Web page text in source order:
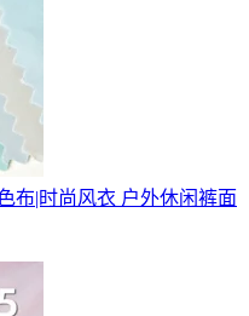
布|时尚风衣 户外休闲裤面